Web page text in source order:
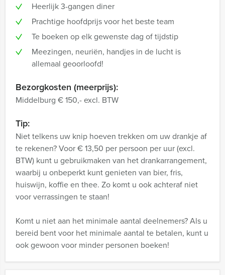
Heerlijk 3-gangen diner
Prachtige hoofdprijs voor het beste team
Te boeken op elk gewenste dag of tijdstip
Meezingen, neuriën, handjes in de lucht is
allemaal geoorloofd!
Bezorgkosten (meerprijs):
Middelburg € 150,- excl. BTW
Tip:
Niet telkens uw knip hoeven trekken om uw drankje af
te rekenen? Voor € 13,50 per persoon per uur (excl.
BTW) kunt u gebruikmaken van het drankarrangement,
waarbij u onbeperkt kunt genieten van bier, fris,
huiswijn, koffie en thee. Zo komt u ook achteraf niet
voor verrassingen te staan!
Komt u niet aan het minimale aantal deelnemers? Als u
bereid bent voor het minimale aantal te betalen, kunt u
ook gewoon voor minder personen boeken!